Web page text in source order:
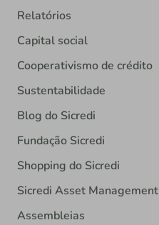
Relatórios
Capital social
Cooperativismo de crédito
Sustentabilidade
Blog do Sicredi
Fundação Sicredi
Shopping do Sicredi
Sicredi Asset Management
Assembleias